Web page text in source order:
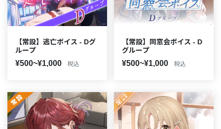
【常設】逃亡ボイス - Dグ
ループ
¥500~¥1,000 税込
【常設】同窓会ボイス - D
グループ
¥500~¥1,000 税込